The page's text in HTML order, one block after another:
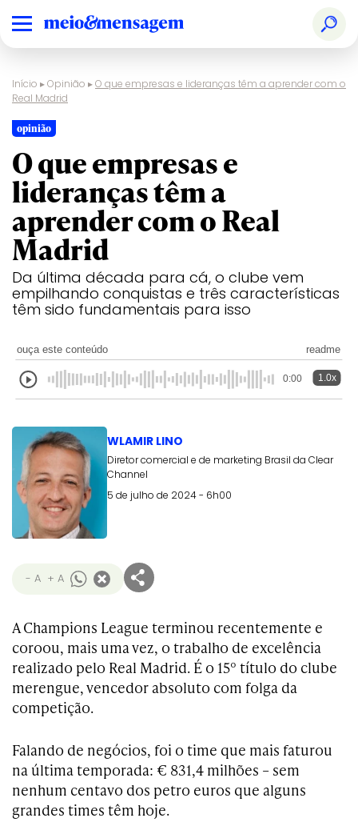
Início ▸Opinião ▸O que empresas e lideranças têm a aprender com o
Real Madrid
opinião
O que empresas e
lideranças têm a
aprender com o Real
Madrid
Da última década para cá, o clube vem
empilhando conquistas e três características
têm sido fundamentais para isso
ouça este conteúdo readme
0:00 1.0x
WLAMIR LINO
Diretor comercial e de marketing Brasil da Clear
Channel
5 de julho de 2024 - 6h00
- A + A
A Champions League terminou recentemente e
coroou, mais uma vez, o trabalho de excelência
realizado pelo Real Madrid. É o 15º título do clube
merengue, vencedor absoluto com folga da
competição.
Falando de negócios, foi o time que mais faturou
na última temporada: € 831,4 milhões – sem
nenhum centavo dos petro euros que alguns
grandes times têm hoje.